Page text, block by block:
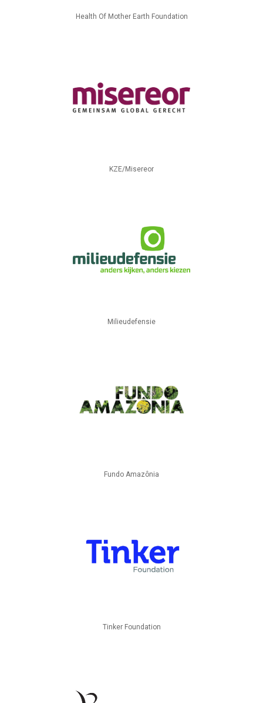
Health Of Mother Earth Foundation
KZE/Misereor
Milieudefensie
Fundo Amazônia
Tinker Foundation